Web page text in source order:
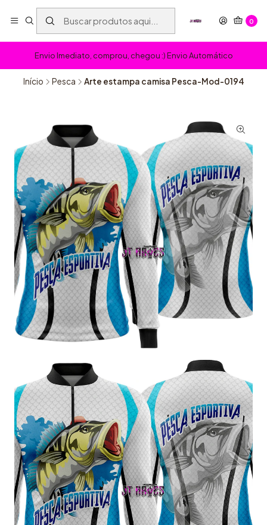
0
Envio Imediato, comprou, chegou :) Envio Automático
Início Pesca Arte estampa camisa Pesca-Mod-0194